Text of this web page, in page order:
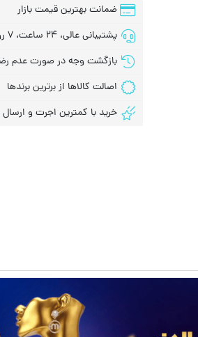
ضمانت بهترین قیمت بازار
پشتیبانی عالی، 24 ساعت، 7 روز هفته
بازگشت وجه در صورت عدم
اصالت کالاها از برترین برندها
خرید با کمترین اجرت و ارسال